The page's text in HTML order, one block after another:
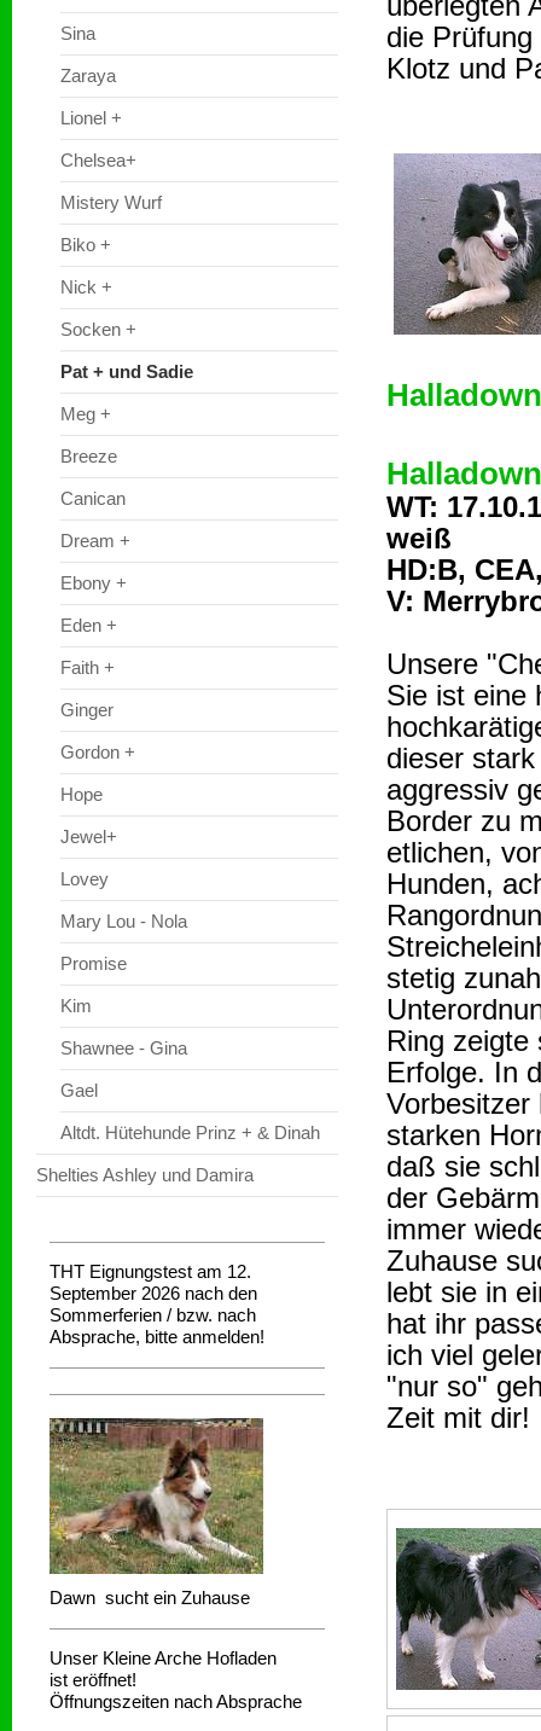
Sina
Zaraya
Lionel +
Chelsea+
Mistery Wurf
Biko +
Nick +
Socken +
Pat + und Sadie
Meg +
Breeze
Canican
Dream +
Ebony +
Eden +
Faith +
Ginger
Gordon +
Hope
Jewel+
Lovey
Mary Lou - Nola
Promise
Kim
Shawnee - Gina
Gael
Altdt. Hütehunde Prinz + & Dinah
Shelties Ashley und Damira
THT Eignungstest am 12.
September 2026 nach den
Sommerferien / bzw. nach
Absprache, bitte anmelden!
Dawn sucht ein Zuhause
Unser Kleine Arche Hofladen
ist eröffnet!
Öffnungszeiten nach Absprache
die
Klotz und
WT:
weiß
HD:B,
V:
Unsere
Sie ist eine
dieser
aggressiv
Border zu
etlichen,
Hunden,
stetig
Ring zeigte
Erfolge. In
Vorbesitzer
starken
daß sie
der
immer
Zuhause
lebt sie in
hat ihr
ich viel
"nur so"
Zeit mit dir!